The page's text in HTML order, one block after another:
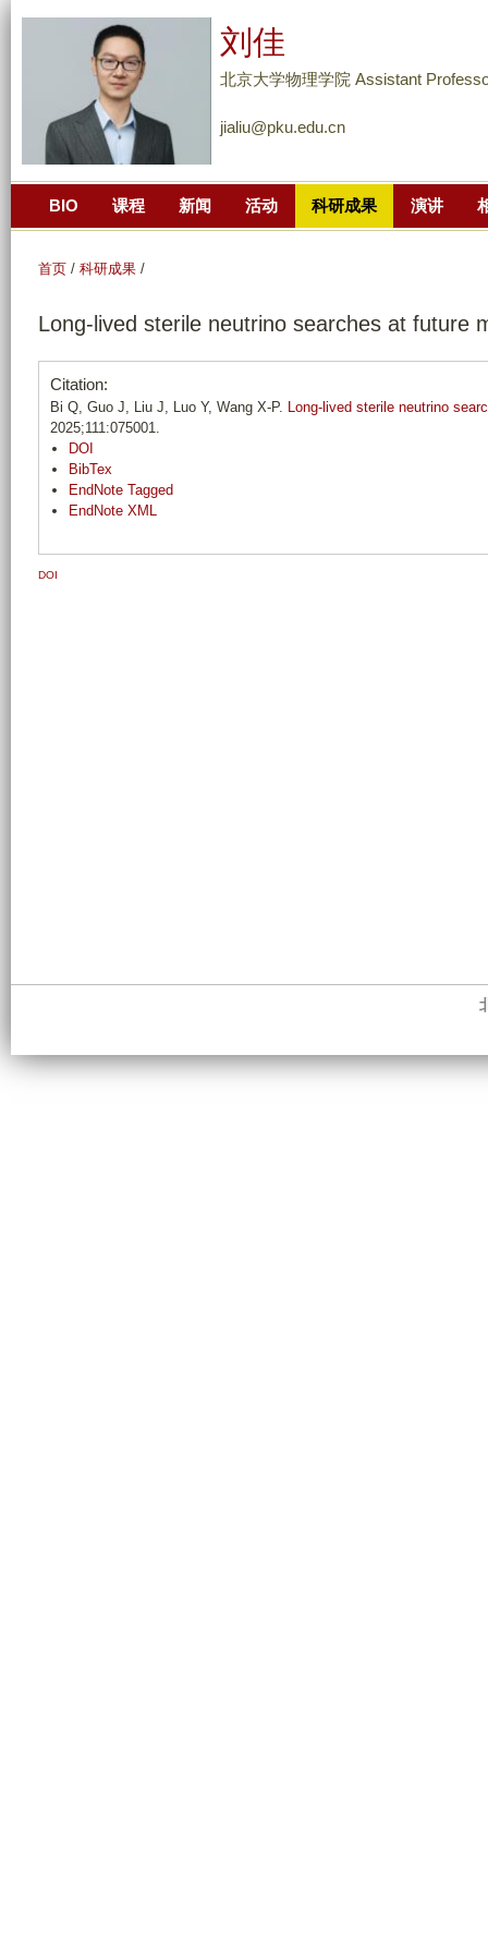
主
分
刘佳
北京大学物理学院 Assistant
jialiu@pku.edu.cn
BIO 课程 新闻 活动 科研成果 演讲
首页 / 科研成果 /
Long-lived sterile neutrino searches at future
Citation:
Bi Q, Guo J, Liu J, Luo Y, Wang X-P. Long-lived sterile neutrino
2025;111:075001.
DOI
BibTex
EndNote Tagged
EndNote XML
DOI